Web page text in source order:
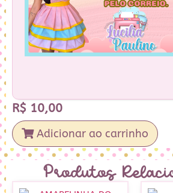
R$ 10,00
Adicionar ao carrinho
Produtos